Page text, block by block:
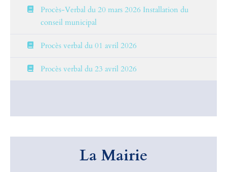
Procès-Verbal du 20 mars 2026 Installation du
conseil municipal
Procès verbal du 01 avril 2026
Procès verbal du 23 avril 2026
La Mairie